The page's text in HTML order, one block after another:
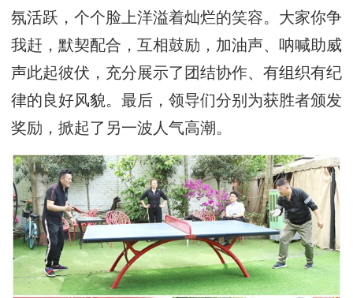
氛活跃，个个脸上洋溢着灿烂的笑容。大家你争
我赶，默契配合，互相鼓励，加油声、呐喊助威
声此起彼伏，充分展示了团结协作、有组织有纪
律的良好风貌。最后，领导们分别为获胜者颁发
奖励，掀起了另一波人气高潮。